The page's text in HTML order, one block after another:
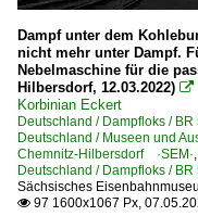
Dampf unter dem
nicht mehr unter Dampf.
Nebelmaschine für die
Hilbersdorf, 12.03.2022) 
Korbinian Eckert
Deutschland / Dampfloks /
Deutschland / Museen und
Chemnitz-Hilbersdorf ·SEM·,
Deutschland / Dampfloks /
Sächsisches
 97 1600x1067 Px,